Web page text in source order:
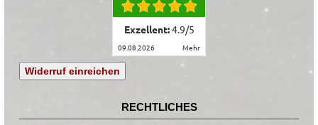
Exzellent:4.9/5
09.08.2026 mehr
Widerruf einreichen
RECHTLICHES